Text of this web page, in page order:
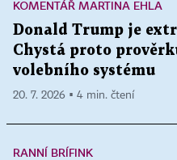
KOMENTÁŘ MARTINA EHLA
Donald Trump je
Chystá proto
volebního systému
20. 7. 2026 ▪ 4 min. čtení
RANNÍ BRÍFINK